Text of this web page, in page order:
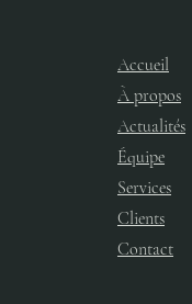
Accueil
À propos
Actualités
Équipe
Services​
Clients
Contact